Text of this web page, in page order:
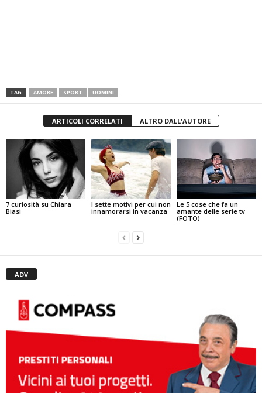
TAG AMORE SPORT UOMINI
ARTICOLI CORRELATI ALTRO DALL'AUTORE
7 curiosità su Chiara
Biasi
I sette motivi per cui non
innamorarsi in vacanza
Le 5 cose che fa un
amante delle serie tv
(FOTO)
ADV